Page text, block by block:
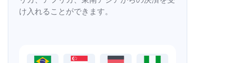
け入れることができます。